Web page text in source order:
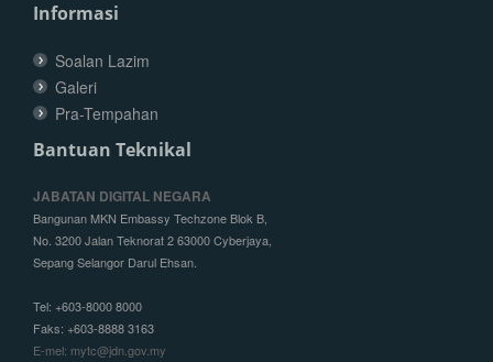
Informasi
Soalan Lazim
Galeri
Pra-Tempahan
Bantuan Teknikal
JABATAN DIGITAL NEGARA
Bangunan MKN Embassy Techzone Blok B,
No. 3200 Jalan Teknorat 2 63000 Cyberjaya,
Sepang Selangor Darul Ehsan.
Tel: +603-8000 8000
Faks: +603-8888 3163
E-mel: mytc@jdn.gov.my